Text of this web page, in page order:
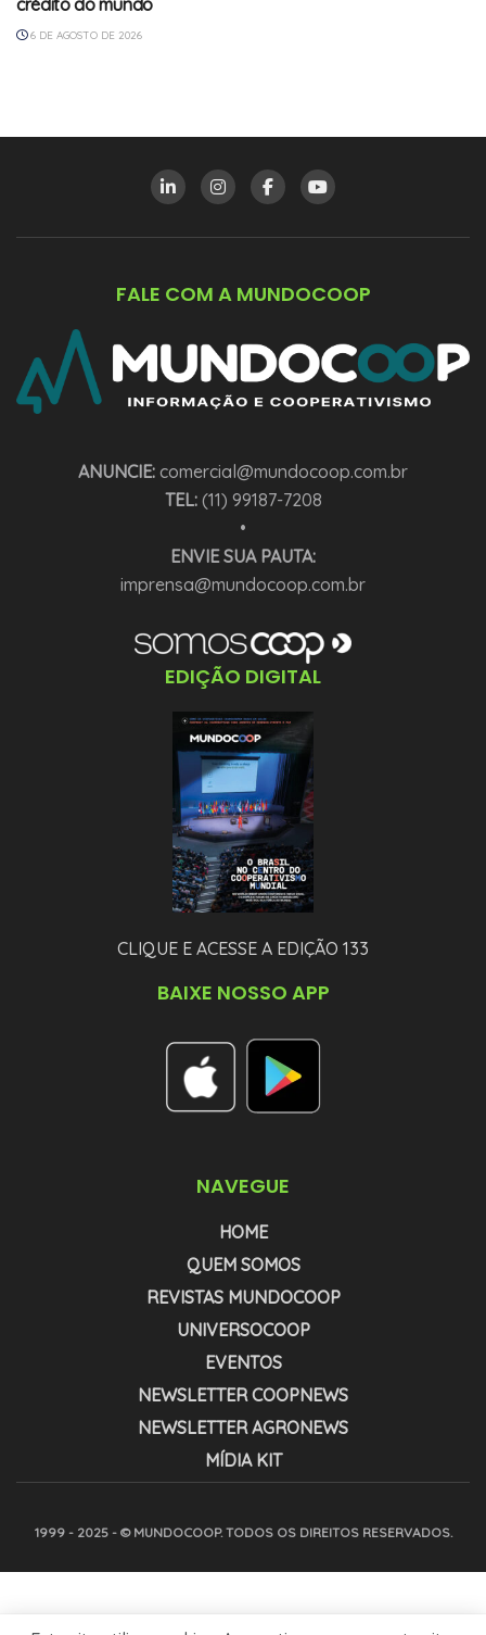
crédito do mundo
6 DE AGOSTO DE 2026
FALE COM A MUNDOCOOP
ANUNCIE: comercial@mundocoop.com.br
TEL:(11) 99187-7208
•
ENVIE SUA PAUTA:
imprensa@mundocoop.com.br
EDIÇÃO DIGITAL
CLIQUE E ACESSE A EDIÇÃO 133
BAIXE NOSSO APP
NAVEGUE
HOME
QUEM SOMOS
REVISTAS MUNDOCOOP
UNIVERSOCOOP
EVENTOS
NEWSLETTER COOPNEWS
NEWSLETTER AGRONEWS
MÍDIA KIT
1999 - 2025 - © MUNDOCOOP. TODOS OS DIREITOS RESERVADOS.